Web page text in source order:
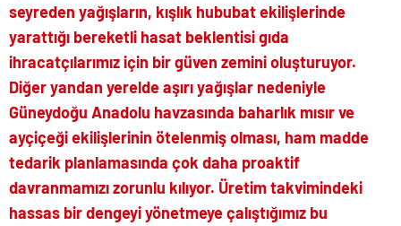
seyreden yağışların, kışlık hububat ekilişlerinde
yarattığı bereketli hasat beklentisi gıda
ihracatçılarımız için bir güven zemini oluşturuyor.
Diğer yandan yerelde aşırı yağışlar nedeniyle
Güneydoğu Anadolu havzasında baharlık mısır ve
ayçiçeği ekilişlerinin ötelenmiş olması, ham madde
tedarik planlamasında çok daha proaktif
davranmamızı zorunlu kılıyor. Üretim takvimindeki
hassas bir dengeyi yönetmeye çalıştığımız bu